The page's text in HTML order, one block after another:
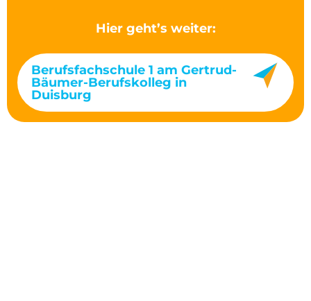
Hier geht’s weiter:
Berufsfachschule 1 am Gertrud-
Bäumer-Berufskolleg in
Duisburg